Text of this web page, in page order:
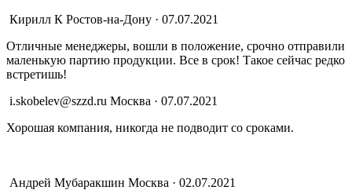
Кирилл К Ростов-на-Дону · 07.07.2021
Отличные менеджеры, вошли в положение, срочно отправили
маленькую партию продукции. Все в срок! Такое сейчас редко
встретишь!
i.skobelev@szzd.ru Москва · 07.07.2021
Хорошая компания, никогда не подводит со сроками.
Андрей Мубаракшин Москва · 02.07.2021